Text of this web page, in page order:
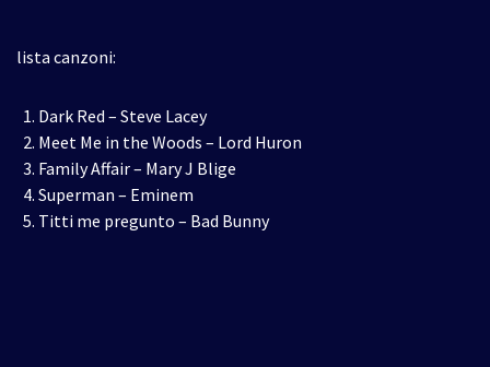
lista canzoni:
Dark Red – Steve Lacey
Meet Me in the Woods – Lord Huron
Family Affair – Mary J Blige
Superman – Eminem
Titti me pregunto – Bad Bunny